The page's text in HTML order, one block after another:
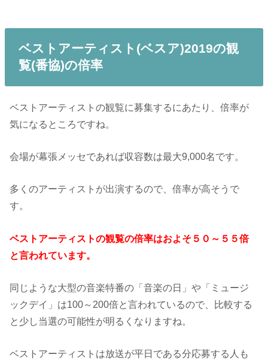
ベストアーティスト(ベスア)2019の観
覧(番協)の倍率
ベストアーティストの観覧に募集するにあたり、倍率が
気になるところですね。
会場が幕張メッセであれば収容数は最大9,000名です。
多くのアーティストが出演するので、倍率が高そうで
す。
ベストアーティストの観覧の倍率はおよそ５０～５５倍
と言われています。
同じような大型の音楽特番の「音楽の日」や「ミュージ
ックデイ」は100～200倍と言われているので、比較する
と少し当選の可能性が明るくなりますね。
ベストアーティストは放送が平日である分応募する人も